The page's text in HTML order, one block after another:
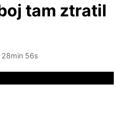
tam ztratil
28min 56s